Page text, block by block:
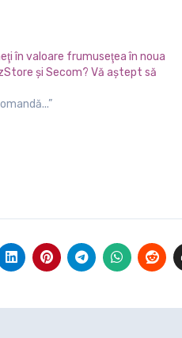
în valoare frumuseţea în noua
şi Secom? Vă aştept să